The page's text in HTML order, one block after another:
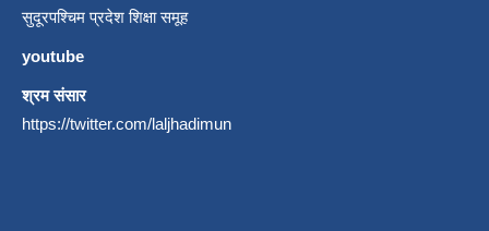
सुदूरपश्चिम प्रदेश शिक्षा समूह
youtube
श्रम संसार
https://twitter.com/laljhadimun